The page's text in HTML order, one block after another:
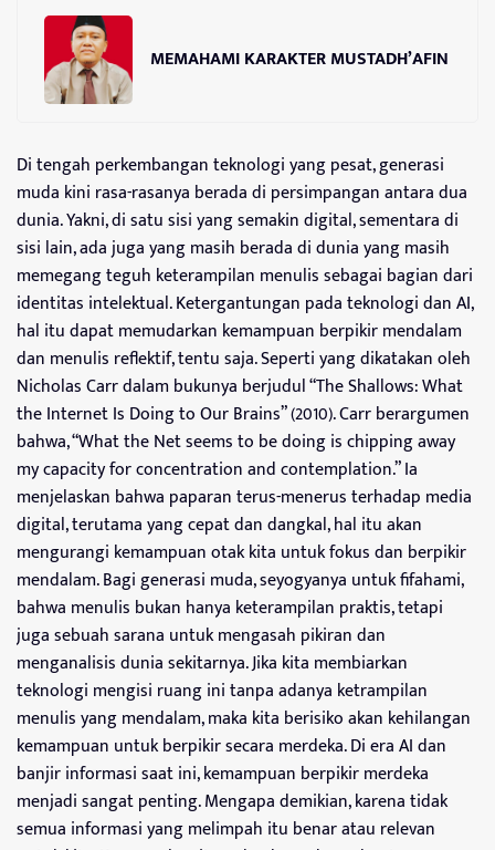
MEMAHAMI KARAKTER MUSTADH’AFIN
Di tengah perkembangan teknologi yang pesat, generasi
muda kini rasa-rasanya berada di persimpangan antara dua
dunia. Yakni, di satu sisi yang semakin digital, sementara di
sisi lain, ada juga yang masih berada di dunia yang masih
memegang teguh keterampilan menulis sebagai bagian dari
identitas intelektual. Ketergantungan pada teknologi dan AI,
hal itu dapat memudarkan kemampuan berpikir mendalam
dan menulis reflektif, tentu saja. Seperti yang dikatakan oleh
Nicholas Carr dalam bukunya berjudul “The Shallows: What
the Internet Is Doing to Our Brains” (2010). Carr berargumen
bahwa, “What the Net seems to be doing is chipping away
my capacity for concentration and contemplation.” Ia
menjelaskan bahwa paparan terus-menerus terhadap media
digital, terutama yang cepat dan dangkal, hal itu akan
mengurangi kemampuan otak kita untuk fokus dan berpikir
mendalam. Bagi generasi muda, seyogyanya untuk fifahami,
bahwa menulis bukan hanya keterampilan praktis, tetapi
juga sebuah sarana untuk mengasah pikiran dan
menganalisis dunia sekitarnya. Jika kita membiarkan
teknologi mengisi ruang ini tanpa adanya ketrampilan
menulis yang mendalam, maka kita berisiko akan kehilangan
kemampuan untuk berpikir secara merdeka. Di era AI dan
banjir informasi saat ini, kemampuan berpikir merdeka
menjadi sangat penting. Mengapa demikian, karena tidak
semua informasi yang melimpah itu benar atau relevan